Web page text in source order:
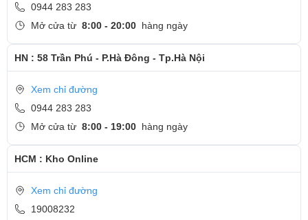
0944 283 283
Mở cửa từ 8:00 - 20:00 hàng ngày
HN : 58 Trần Phú - P.Hà Đông - Tp.Hà Nội
Xem chỉ đường
0944 283 283
Mở cửa từ 8:00 - 19:00 hàng ngày
HCM : Kho Online
Xem chỉ đường
19008232